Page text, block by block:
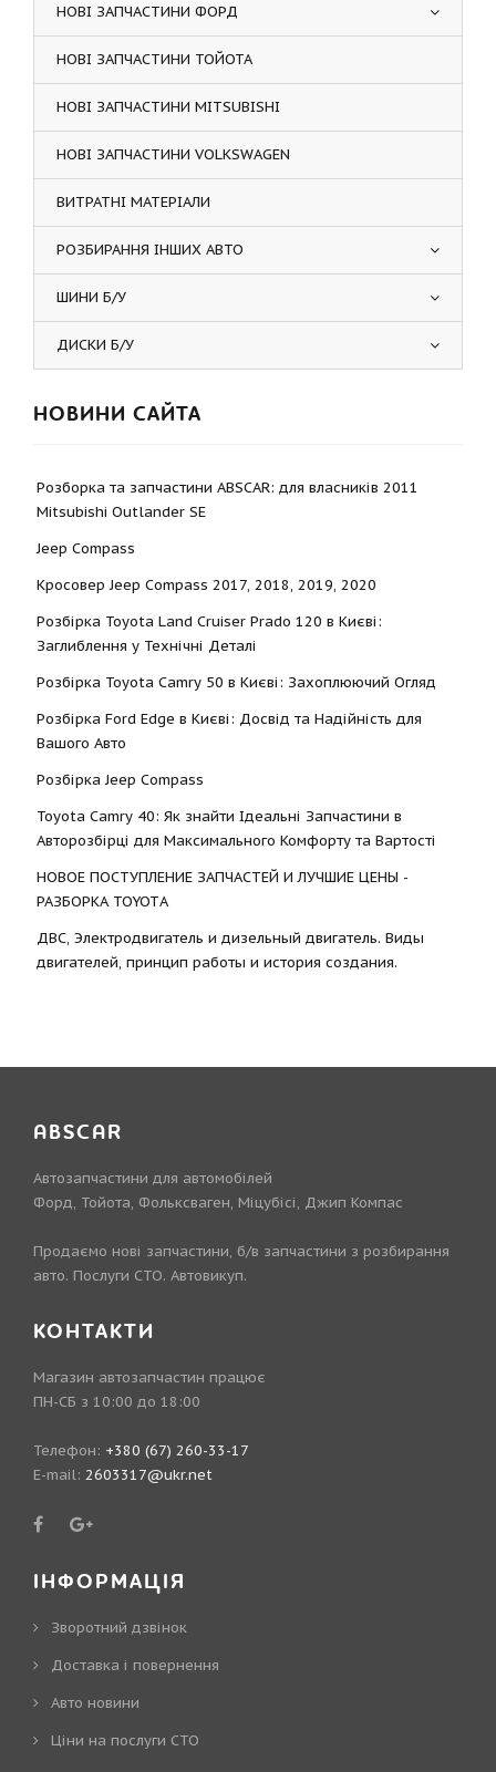
НОВІ ЗАПЧАСТИНИ ФОРД
НОВІ ЗАПЧАСТИНИ ТОЙОТА
НОВІ ЗАПЧАСТИНИ MITSUBISHI
НОВІ ЗАПЧАСТИНИ VOLKSWAGEN
ВИТРАТНІ МАТЕРІАЛИ
РОЗБИРАННЯ ІНШИХ АВТО
ШИНИ Б/У
ДИСКИ Б/У
НОВИНИ САЙТА
Розборка та запчастини ABSCAR: для власників 2011
Mitsubishi Outlander SE
Jeep Compass
Кросовер Jeep Compass 2017, 2018, 2019, 2020
Розбірка Toyota Land Cruiser Prado 120 в Києві:
Заглиблення у Технічні Деталі
Розбірка Toyota Camry 50 в Києві: Захоплюючий Огляд
Розбірка Ford Edge в Києві: Досвід та Надійність для
Вашого Авто
Розбірка Jeep Compass
Toyota Camry 40: Як знайти Ідеальні Запчастини в
Авторозбірці для Максимального Комфорту та Вартості
НОВОЕ ПОСТУПЛЕНИЕ ЗАПЧАСТЕЙ И ЛУЧШИЕ ЦЕНЫ -
РАЗБОРКА TOYOTА
ДВС, Электродвигатель и дизельный двигатель. Виды
двигателей, принцип работы и история создания.
ABSCAR
Автозапчастини для автомобілей
Форд, Тойота, Фольксваген, Міцубісі, Джип Компас
Продаємо нові запчастини, б/в запчастини з розбирання
авто. Послуги СТО. Автовикуп.
КОНТАКТИ
Магазин автозапчастин працює
ПН-СБ з 10:00 до 18:00
Телефон: +380 (67) 260-33-17
E-mail: 2603317@ukr.net
ІНФОРМАЦІЯ
Зворотний дзвінок
Доставка і повернення
Авто новини
Ціни на послуги СТО